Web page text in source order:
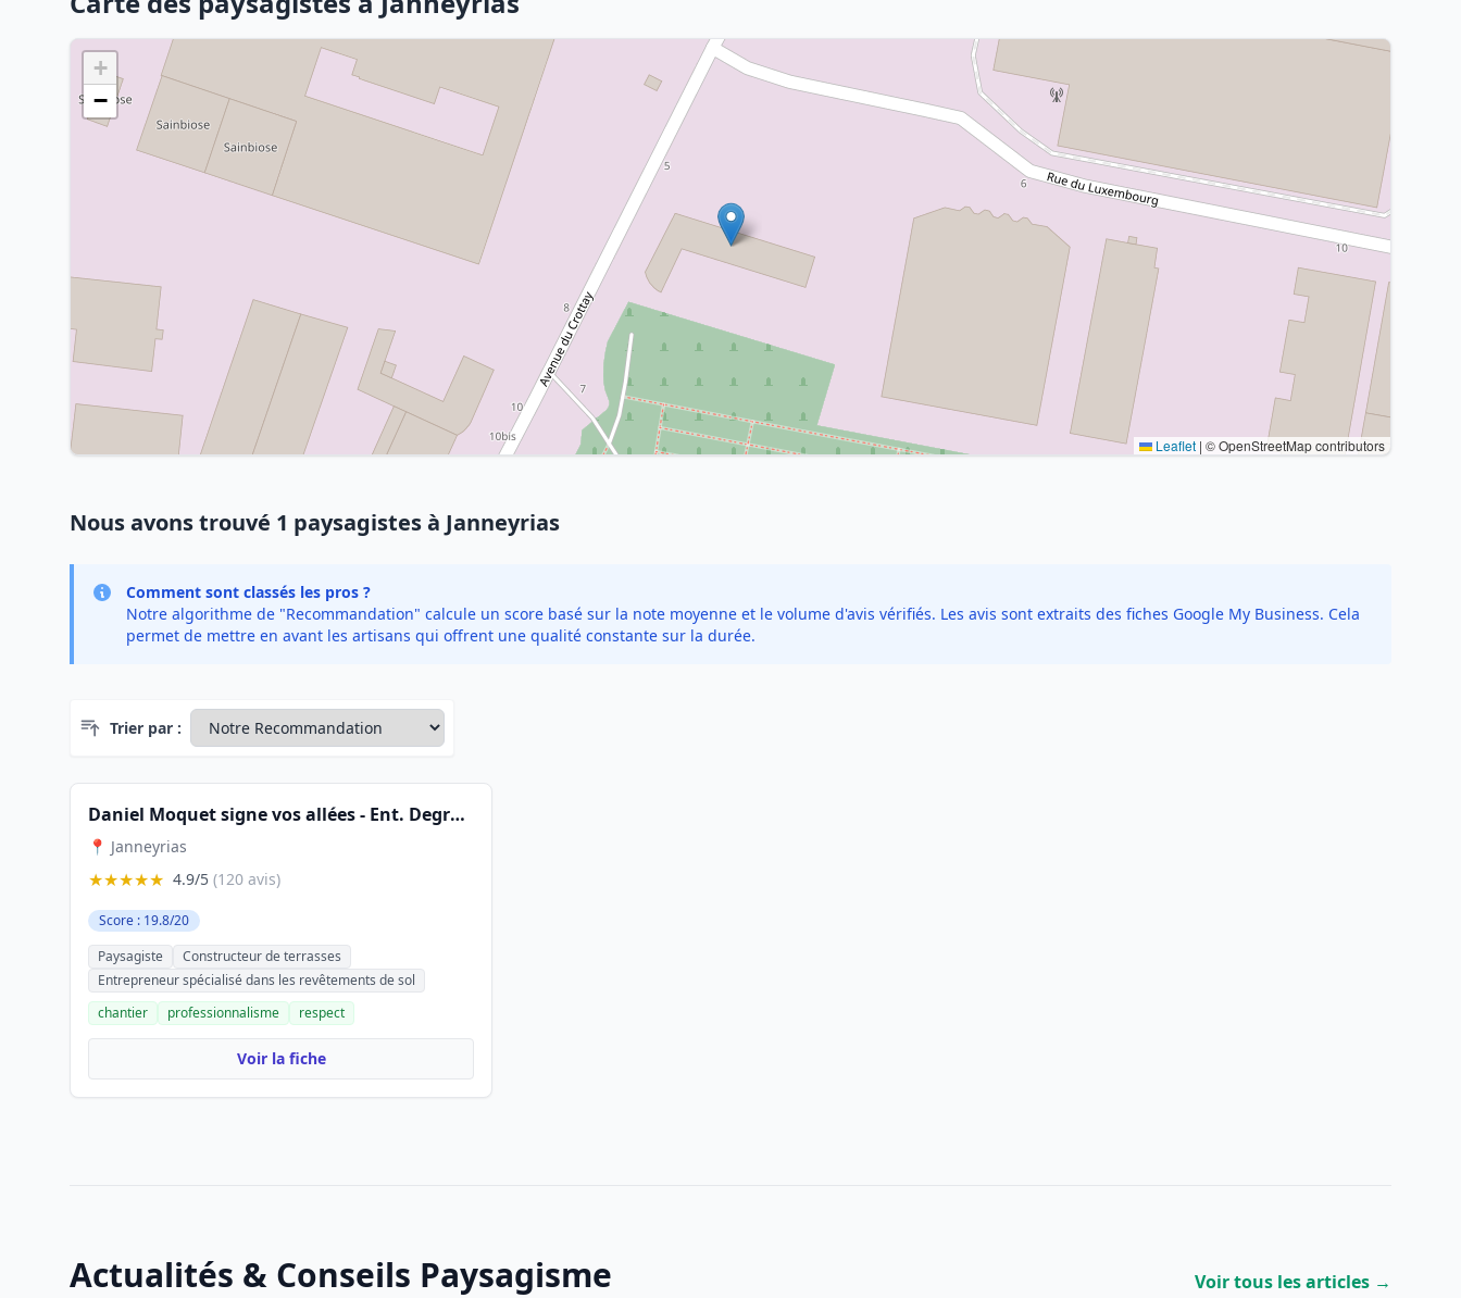
+
−
Leaflet | © OpenStreetMap contributors
Nous avons trouvé 1 paysagistes à Janneyrias
Comment sont classés les pros ?
Notre algorithme de "Recommandation" calcule un score basé sur la note moyenne et le volume d'avis vérifiés. Les avis sont extraits des fiches Google My Business. Cela
permet de mettre en avant les artisans qui offrent une qualité constante sur la durée.
Trier par :
Daniel Moquet signe vos allées - Ent. Degryse
📍 Janneyrias
★★★★★ 4.9/5 (120 avis)
Score : 19.8/20
Paysagiste
Constructeur de terrasses
Entrepreneur spécialisé dans les revêtements de sol
chantier
professionnalisme respect
Voir la fiche
Actualités & Conseils Paysagisme Voir tous les articles →